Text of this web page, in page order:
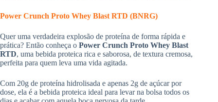
Power Crunch Proto Whey Blast RTD (BNRG)
Quer uma verdadeira explosão de proteína de forma rápida e
prática? Então conheça o Power Crunch Proto Whey Blast
RTD, uma bebida proteica rica e saborosa, de textura cremosa,
perfeita para quem leva uma vida agitada.
Com 20g de proteína hidrolisada e apenas 2g de açúcar por
dose, ela é a bebida proteica ideal para levar na bolsa todos os